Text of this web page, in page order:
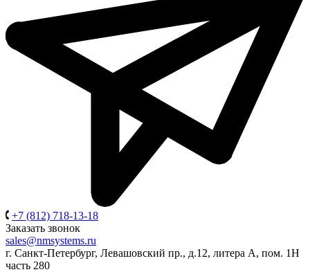
+7 (812) 718-13-18
Заказать звонок
sales@nmsystems.ru
г. Санкт-Петербург, Левашовский пр., д.12, литера А, пом. 1Н
часть 280